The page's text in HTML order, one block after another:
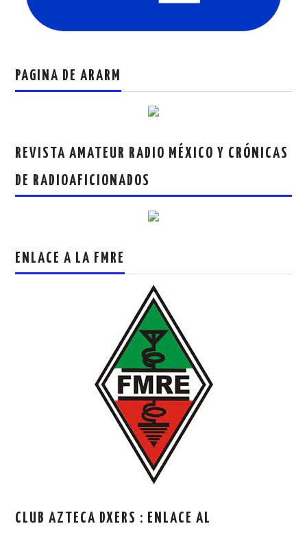
PAGINA DE ARARM
REVISTA AMATEUR RADIO MÉXICO Y CRÓNICAS
DE RADIOAFICIONADOS
ENLACE A LA FMRE
CLUB AZTECA DXERS : ENLACE AL